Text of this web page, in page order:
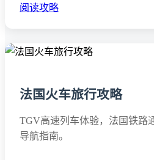
阅读攻略
法国火车旅行攻略
TGV高速列车体验，法国铁路
导航指南。